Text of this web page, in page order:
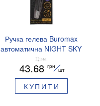
Ручка гелева Buromax
автоматична NIGHT SKY
ZODIAC 0.5 мм
ароматизований грип синє
чорнило BM.8379-01
Ціна
43.68 грн
шт
КУПИТИ